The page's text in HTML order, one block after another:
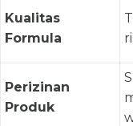
Kualitas
Formula
Perizinan
Produk